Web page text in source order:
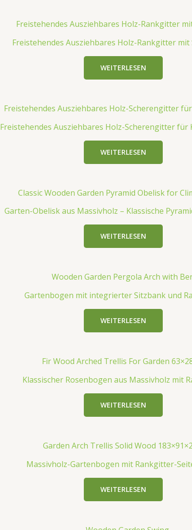
Freistehendes Ausziehbares Holz-Rankgitter
WEITERLESEN
Freistehendes Ausziehbares Holz-Scherengitter für
WEITERLESEN
Garten-Obelisk aus Massivholz – Klassische
WEITERLESEN
Gartenbogen mit integrierter Sitzbank und
WEITERLESEN
Klassischer Rosenbogen aus Massivholz mit
WEITERLESEN
Massivholz-Gartenbogen mit Rankgitter-
WEITERLESEN